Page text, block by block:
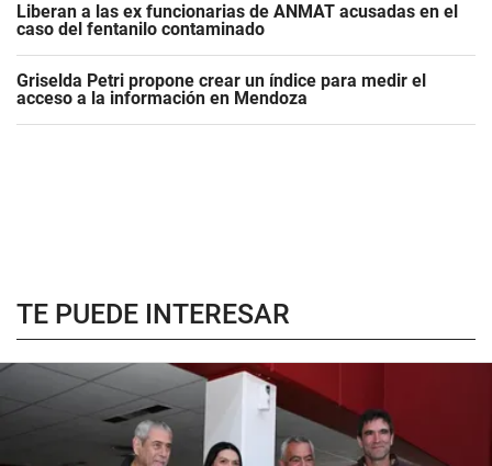
Liberan a las ex funcionarias de ANMAT acusadas en el
caso del fentanilo contaminado
Griselda Petri propone crear un índice para medir el
acceso a la información en Mendoza
TE PUEDE INTERESAR